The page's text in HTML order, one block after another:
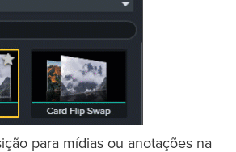
para mídias ou anotações na